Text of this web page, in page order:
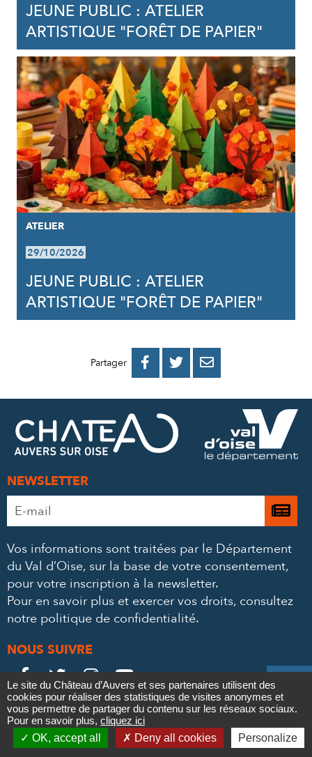
Contact

Newsletter
JEUNE PUBLIC : ATELIER
ARTISTIQUE "FORÊT DE PAPIER"
ATELIER
29/10/2026
JEUNE PUBLIC : ATELIER
ARTISTIQUE "FORÊT DE PAPIER"
Partager 
PARTAGER
FACEBOOK
PARTAGER
PARTAGER
MAIL
NEWSLETTER
Adresse
e-
*
Je
à
Vos informations sont traitées par le Département
du Val d’Oise, sur la base de votre consentement,
pour votre inscription à la newsletter.
Pour en savoir plus et exercer vos droits, consultez
notre politique de confidentialité.
NOUS SUIVRE
Le
Château
sur

Le
Château
sur

Le
Château
sur

Le
Château
sur

Mentions légales Politique de confidentialité
Crédits
Partenaires & Mécènes
Recrutement
Marchés publics
Plan du site
Le site du Château d’Auvers et ses partenaires utilisent des
cookies pour réaliser des statistiques de visites anonymes et
vous permettre de partager du contenu sur les réseaux sociaux.
Pour en savoir plus, cliquez ici
OK, accept all
Deny all cookies Personalize